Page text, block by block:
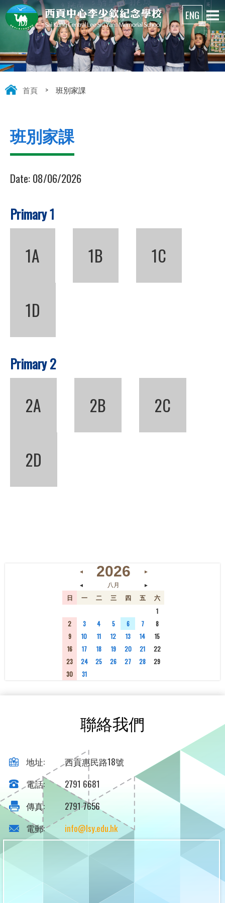
首頁 > 班別家課
班別家課
Date:08/06/2026
Primary 1
1A 1B 1C
1D
Primary 2
2A 2B 2C
2D
◄ 2026
►
◄
八月 ►
日 一 二 三 四 五
六
1
2
3 4 5 6 7
8
9
10 11 12 13 14
15
16
17 18 19 20 21
22
23
24 25 26 27 28
29
30
31
聯絡我們
地址:
西貢惠民路18號
電話:
2791 6681
傳真:
2791 7656
電郵:
info@lsy.edu.hk